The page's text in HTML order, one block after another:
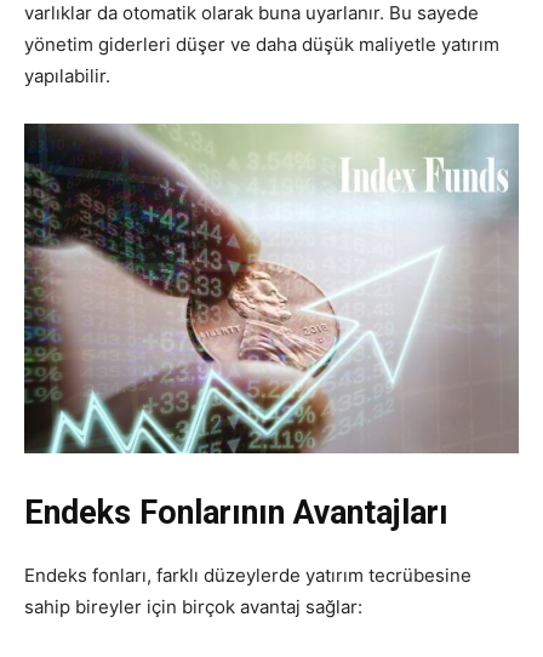
varlıklar da otomatik olarak buna uyarlanır. Bu sayede
yönetim giderleri düşer ve daha düşük maliyetle yatırım
yapılabilir.
Endeks Fonlarının Avantajları
Endeks fonları, farklı düzeylerde yatırım tecrübesine
sahip bireyler için birçok avantaj sağlar: